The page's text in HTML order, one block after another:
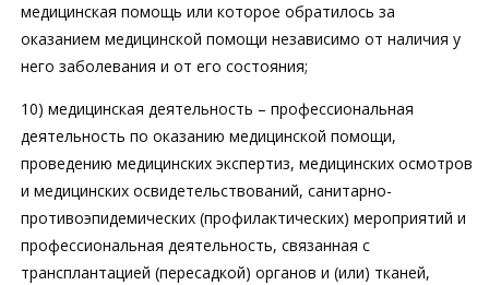
медицинская помощь или которое обратилось за
оказанием медицинской помощи независимо от наличия у
него заболевания и от его состояния;
10) медицинская деятельность – профессиональная
деятельность по оказанию медицинской помощи,
проведению медицинских экспертиз, медицинских осмотров
и медицинских освидетельствований, санитарно-
противоэпидемических (профилактических) мероприятий и
профессиональная деятельность, связанная с
трансплантацией (пересадкой) органов и (или) тканей,